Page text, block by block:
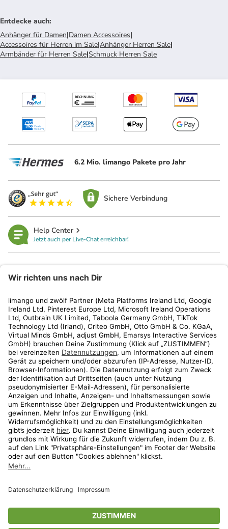
Entdecke auch:
Anhänger für Damen|Damen Accessoires|
Accessoires für Herren im Sale|Anhänger Herren Sale|
Armbänder für Herren Sale|Schmuck Herren Sale
6.2 Mio. limango Pakete pro Jahr
Sichere Verbindung
Help Center
Jetzt auch per Live-Chat erreichbar!
Kundenservice
Shop
Aktionen
Travel
* Streichpreise entsprechen der unverbindlichen Preisempfehlung des